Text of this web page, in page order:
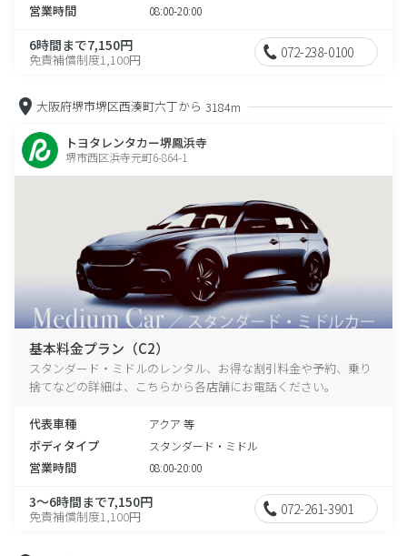
営業時間 08:00-20:00
6時間まで7,150円
免責補償制度1,100円 072-238-0100
大阪府堺市堺区西湊町六丁から 3184m
トヨタレンタカー堺鳳浜寺
堺市西区浜寺元町6-864-1
基本料金プラン（C2）
スタンダード・ミドルのレンタル、お得な割引料金や予約、乗り
捨てなどの詳細は、こちらから各店舗にお電話ください。
代表車種 アクア 等
ボディタイプ スタンダード・ミドル
営業時間 08:00-20:00
3～6時間まで7,150円
免責補償制度1,100円 072-261-3901